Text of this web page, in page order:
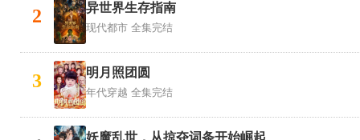
2 异世界生存指南
现代都市 全集完结
3 明月照团圆
年代穿越 全集完结